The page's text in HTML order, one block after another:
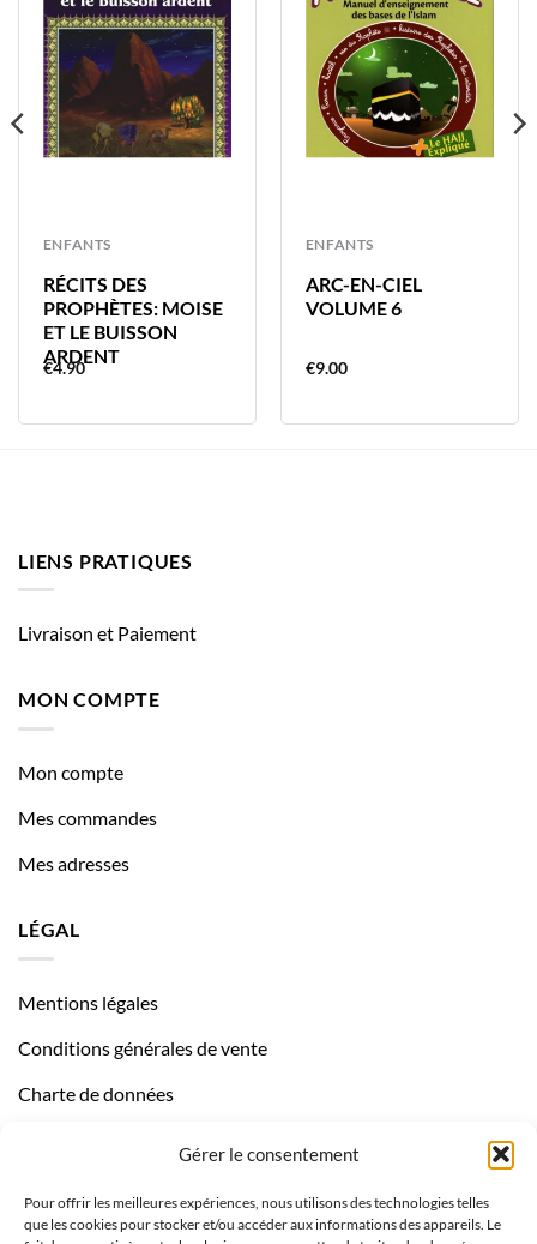
Gérer le consentement
Pour offrir les meilleures expériences, nous utilisons des technologies telles
que les cookies pour stocker et/ou accéder aux informations des appareils. Le
ENFANTS
RÉCITS DES
PROPHÈTES: MOISE
ET LE BUISSON
ARDENT
€4.90
ENFANTS
ARC-EN-CIEL
VOLUME 6
€9.00
LIENS PRATIQUES
Livraison et Paiement
MON COMPTE
Mon compte
Mes commandes
Mes adresses
LÉGAL
Mentions légales
Conditions générales de vente
Charte de données